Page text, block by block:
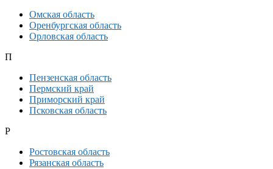
Омская область
Оренбургская область
Орловская область
П
Пензенская область
Пермский край
Приморский край
Псковская область
Р
Ростовская область
Рязанская область